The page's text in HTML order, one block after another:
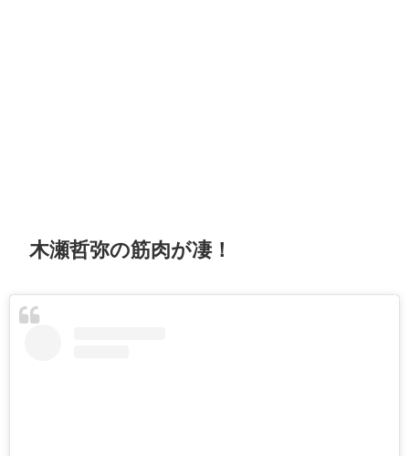
木瀬哲弥の筋肉が凄！